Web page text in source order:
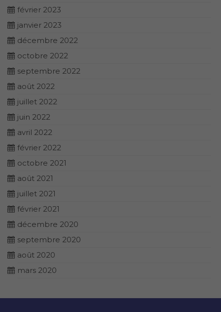
février 2023
janvier 2023
décembre 2022
octobre 2022
septembre 2022
août 2022
juillet 2022
juin 2022
avril 2022
février 2022
octobre 2021
août 2021
juillet 2021
février 2021
décembre 2020
septembre 2020
août 2020
mars 2020